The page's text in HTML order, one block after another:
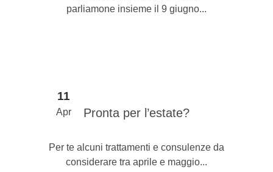
parliamone insieme il 9 giugno...
11
Apr Pronta per l’estate?
Per te alcuni trattamenti e consulenze da
considerare tra aprile e maggio​...